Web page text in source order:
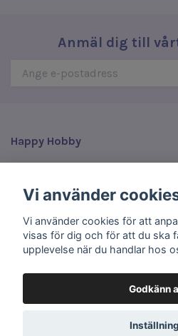
Anmäl dig till
Happy Hobby
Sociala medier
© 2026 Happy
Vi använder
Vi använder cookies för att
visas för dig och för att du ska
upplevelse när du handlar hos
Godkänn